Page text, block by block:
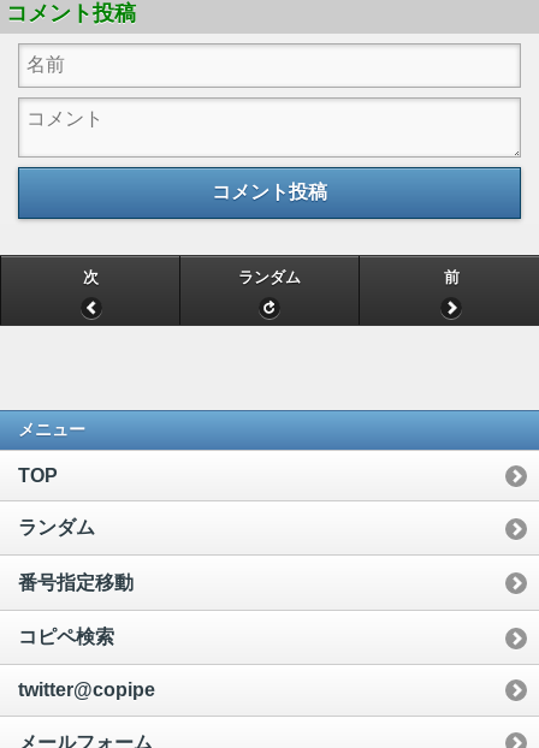
コメント投稿
コメント投稿
次 ランダム 前
メニュー
TOP
ランダム
番号指定移動
コピペ検索
twitter@copipe
メールフォーム